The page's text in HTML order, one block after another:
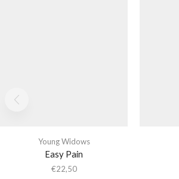
Young Widows
Easy Pain
€22,50